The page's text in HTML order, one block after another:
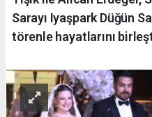
Sarayı Iyaşpark Düğün
törenle hayatlarını